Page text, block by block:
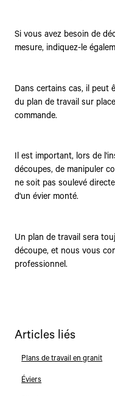
Si vous avez besoin de
mesure, indiquez-le
Dans certains cas, il peut
du plan de travail sur
commande.
Il est important, lors de
découpes, de manipuler
ne soit pas soulevé
d'un évier monté.
Un plan de travail sera
découpe, et nous vous
professionnel.
Articles liés
Plans de travail en granit
Éviers